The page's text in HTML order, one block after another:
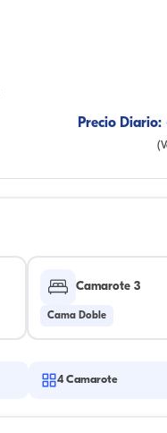
Precio Diario:
Camarote 3
Cama Doble
4 Camarote